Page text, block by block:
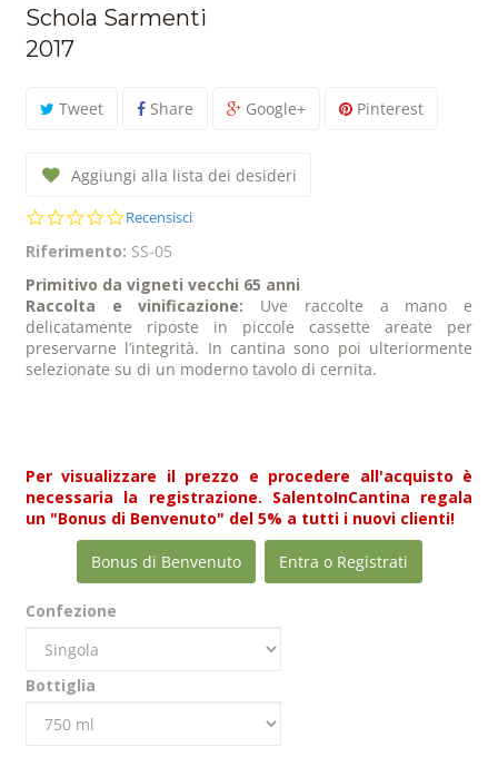
Schola Sarmenti
2017
Tweet Share Google+ Pinterest
Aggiungi alla lista dei desideri
0.0
rating
Recensisci
Riferimento: SS-05
Primitivo da vigneti vecchi 65 anni
Raccolta e vinificazione: Uve raccolte a mano e
delicatamente riposte in piccole cassette areate per
preservarne l’integrità. In cantina sono poi ulteriormente
selezionate su di un moderno tavolo di cernita.
Per visualizzare il prezzo e procedere all'acquisto è
necessaria la registrazione. SalentoInCantina regala
un "Bonus di Benvenuto" del 5% a tutti i nuovi clienti!
Bonus di Benvenuto Entra o Registrati
Confezione
Bottiglia